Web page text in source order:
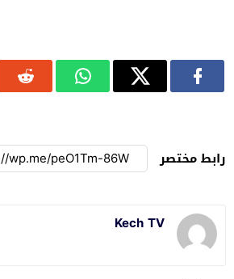
رابط مختصر
Kech TV